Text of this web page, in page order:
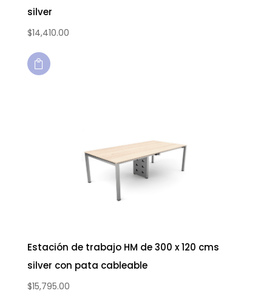
silver
$14,410.00

Estación de trabajo HM de 300 x 120 cms
silver con pata cableable
$15,795.00